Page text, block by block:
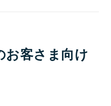
お客さま向け